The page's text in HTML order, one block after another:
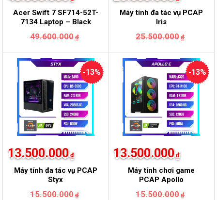
Acer Swift 7 SF714-52T-
7134 Laptop – Black
49.600.000 ₫
Máy tính đa tác vụ PCAP
Iris
25.500.000 ₫
là:
tại
là:
-13%
Máy tính đa tác vụ PCAP
Styx
15.500.000 ₫
13.500.000 ₫
-13%
Máy tính chơi game
PCAP Apollo
15.500.000 ₫
13.500.000 ₫